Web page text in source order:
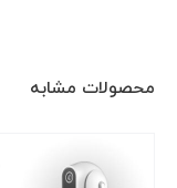
محصولات مشابه